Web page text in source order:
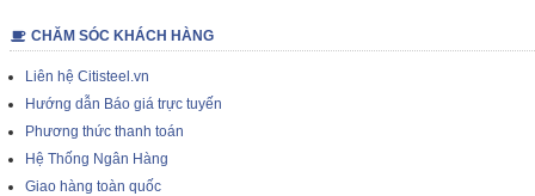
CHĂM SÓC KHÁCH HÀNG
Liên hệ Citisteel.vn
Hướng dẫn Báo giá trực tuyến
Phương thức thanh toán
Hệ Thống Ngân Hàng
Giao hàng toàn quốc